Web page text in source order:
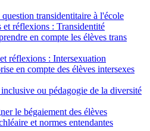
transidentitaire à l'école
réflexions : Transidentité
en compte les élèves trans
réflexions : Intersexuation
en compte des élèves intersexes
ou pédagogie de la diversité
le bégaiement des élèves
et normes entendantes